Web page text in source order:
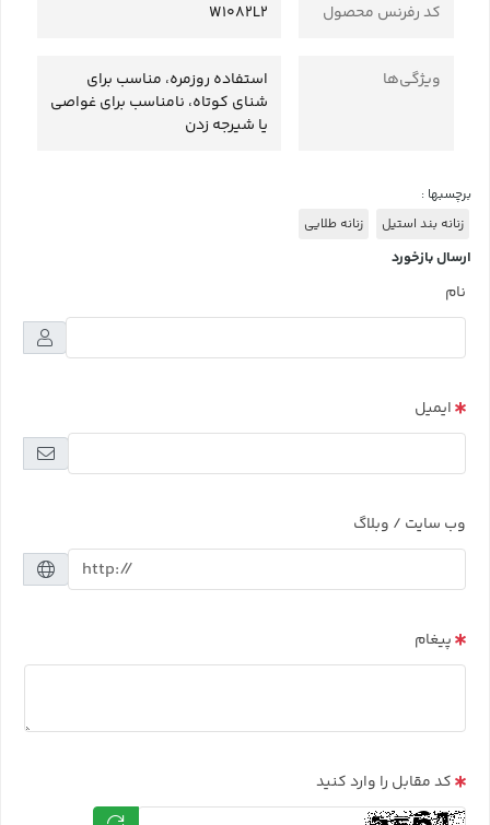
کد رفرنس محصول W1082L2
ویژگی‌ها
استفاده روزمره، مناسب برای
شنای کوتاه، نامناسب برای غواصی
یا شیرجه زدن
برچسبها :
زنانه بند استیل
زنانه طلایی
ارسال بازخورد
نام
ایمیل
وب سایت / وبلاگ
پیغام
کد مقابل را وارد کنید